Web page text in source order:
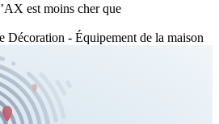
est moins cher que
Décoration - Équipement de la maison